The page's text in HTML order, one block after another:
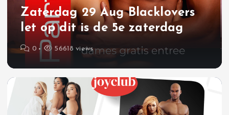
Zaterdag 29 Aug Blacklovers
let op dit is de 5e zaterdag
0 56618 views